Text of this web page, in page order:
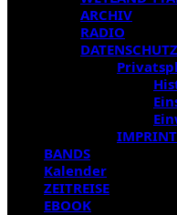
ARCHIV
RADIO
DATENSCHUTZ
IMPRINT
BANDS
Kalender
ZEITREISE
EBOOK